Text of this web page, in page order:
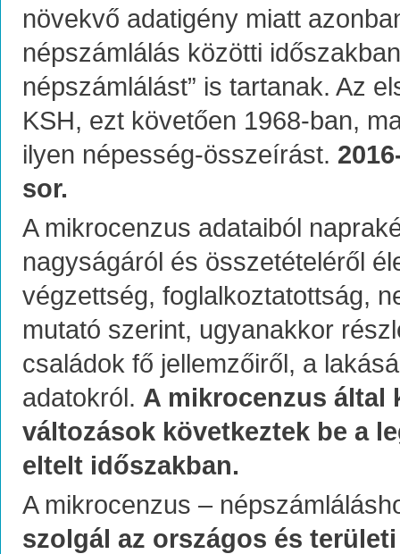
növekvő adatigény miatt
népszámlálás közötti
népszámlálást” is tartanak. Az
KSH, ezt követően 1968-ban,
ilyen népesség-összeírást.
sor.
A mikrocenzus adataiból
nagyságáról és összetételéről
végzettség, foglalkoztatottság,
mutató szerint, ugyanakkor
családok fő jellemzőiről, a
adatokról. A mikrocenzus által
változások következtek be a
eltelt időszakban.
A mikrocenzus –
szolgál az országos és